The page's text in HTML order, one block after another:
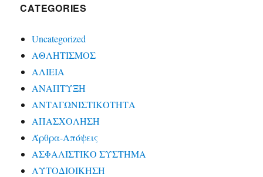
CATEGORIES
Uncategorized
ΑΘΛΗΤΙΣΜΟΣ
ΑΛΙΕΙΑ
ΑΝΑΠΤΥΞΗ
ΑΝΤΑΓΩΝΙΣΤΙΚΟΤΗΤΑ
ΑΠΑΣΧΟΛΗΣΗ
Άρθρα-Απόψεις
ΑΣΦΑΛΙΣΤΙΚΟ ΣΥΣΤΗΜΑ
ΑΥΤΟΔΙΟΙΚΗΣΗ